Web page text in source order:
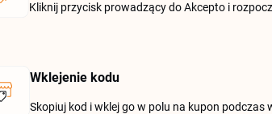
Kliknij przycisk prowadzący do Akcepto i
Wklejenie kodu
Skopiuj kod i wklej go w polu na kupon